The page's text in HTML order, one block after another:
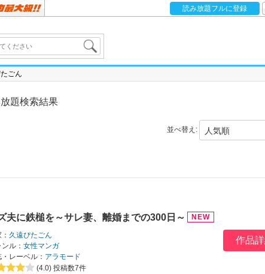
読み放題フルに登録
ごん
題検索結果
並べ替え:
夫に鉄槌を～サレ妻、離婚までの300日～
久遠ぴたごん
ル： 女性マンガ
レーベル： アラモード
(4.0) 投稿数7件
作品